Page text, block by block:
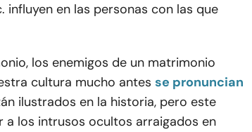
en las personas con las que
los enemigos de un matrimonio
cultura mucho antes se pronuncian
ilustrados en la historia, pero este
los intrusos ocultos arraigados en